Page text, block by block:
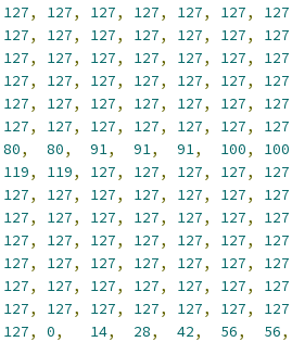
127, 127, 127, 127, 127, 127, 127
127, 127, 127, 127, 127, 127, 127
127, 127, 127, 127, 127, 127, 127
127, 127, 127, 127, 127, 127, 127
127, 127, 127, 127, 127, 127, 127
127, 127, 127, 127, 127, 127, 127
80, 80, 91, 91, 91, 100, 100
119, 119, 127, 127, 127, 127, 127
127, 127, 127, 127, 127, 127, 127
127, 127, 127, 127, 127, 127, 127
127, 127, 127, 127, 127, 127, 127
127, 127, 127, 127, 127, 127, 127
127, 127, 127, 127, 127, 127, 127
127, 127, 127, 127, 127, 127, 127
127, 0, 14, 28, 42, 56, 56,